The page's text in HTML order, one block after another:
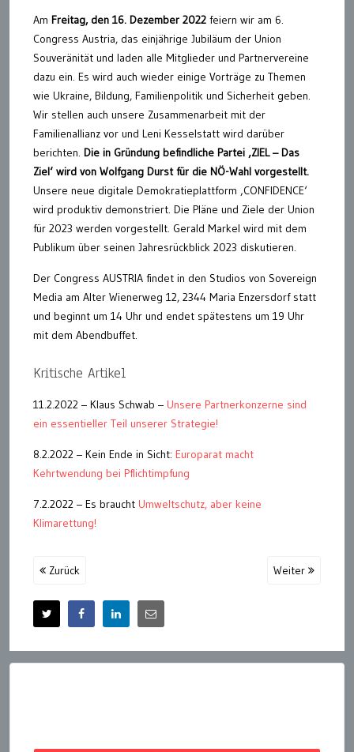
Am Freitag, den 16. Dezember 2022 feiern wir am 6.
Congress Austria, das einjährige Jubiläum der Union
Souveränität und laden alle Mitglieder und Partnervereine
dazu ein. Es wird auch wieder einige Vorträge zu Themen
wie Ukraine, Bildung, Familienpolitik und Sicherheit geben.
Wir stellen auch unsere Zusammenarbeit mit der
Familienallianz vor und Leni Kesselstatt wird darüber
berichten. Die in Gründung befindliche Partei ‚ZIEL – Das
Ziel‘ wird von Wolfgang Durst für die NÖ-Wahl vorgestellt.
Unsere neue digitale Demokratieplattform ‚CONFIDENCE‘
wird produktiv demonstriert. Die Pläne und Ziele der Union
für 2023 werden vorgestellt. Gerald Markel wird mit dem
Publikum über seinen Jahresrückblick 2023 diskutieren.
Der Congress AUSTRIA findet in den Studios von Sovereign
Media am Alter Wienerweg 12, 2344 Maria Enzersdorf statt
und beginnt um 14 Uhr und endet spätestens um 19 Uhr
mit dem Abendbuffet.
Kritische Artikel
11.2.2022 – Klaus Schwab – Unsere Partnerkonzerne sind
ein essentieller Teil unserer Strategie!
8.2.2022 – Kein Ende in Sicht: Europarat macht
Kehrtwendung bei Pflichtimpfung
7.2.2022 – Es braucht Umweltschutz, aber keine
Klimarettung!
Zurück Weiter